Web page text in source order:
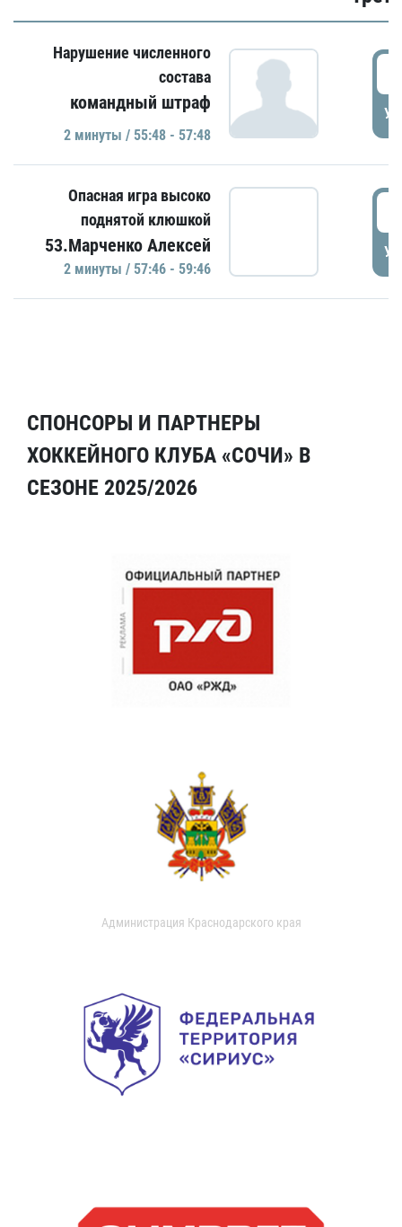
Нарушение численного
состава
командный штраф
2 минуты / 55:48 - 57:48
Опасная игра высоко
поднятой клюшкой
53.Марченко Алексей
2 минуты / 57:46 - 59:46
СПОНСОРЫ И ПАРТНЕРЫ
ХОККЕЙНОГО КЛУБА «СОЧИ» В
СЕЗОНЕ 2025/2026
Администрация Краснодарского края